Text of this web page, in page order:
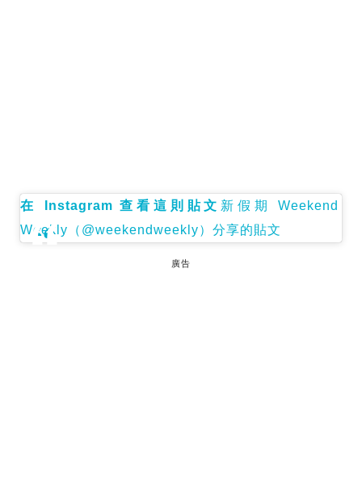
在 Instagram 查看這則貼文 新假期 Weekend
Weekly（@weekendweekly）分享的貼文
廣告